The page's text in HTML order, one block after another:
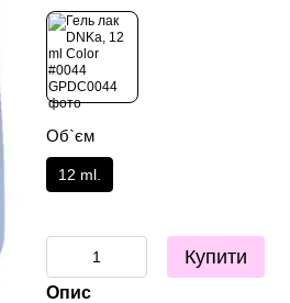
Об`єм
12 ml.
Купити
Опис